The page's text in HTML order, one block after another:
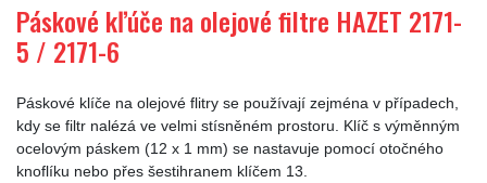
Páskové kľúče na olejové filtre HAZET 2171-
5 / 2171-6
Páskové klíče na olejové flitry se používají zejména v případech,
kdy se filtr nalézá ve velmi stísněném prostoru. Klíč s výměnným
ocelovým páskem (12 x 1 mm) se nastavuje pomocí otočného
knoflíku nebo přes šestihranem klíčem 13.